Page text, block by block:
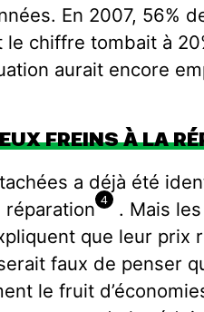
En 2007, 56%
le chiffre tombait à
aurait encore
FREINS À LA
a déjà été
réparation 4
. Mais
que leur prix
faux de penser
le fruit